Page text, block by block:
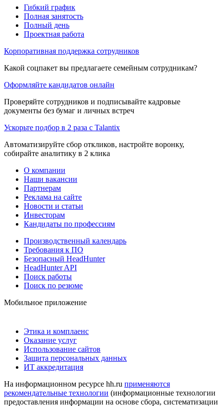
Гибкий график
Полная занятость
Полный день
Проектная работа
Корпоративная поддержка сотрудников
Какой соцпакет вы предлагаете семейным сотрудникам?
Оформляйте кандидатов онлайн
Проверяйте сотрудников и подписывайте кадровые
документы без бумаг и личных встреч
Ускорьте подбор в 2 раза с Talantix
Автоматизируйте сбор откликов, настройте воронку,
собирайте аналитику в 2 клика
О компании
Наши вакансии
Партнерам
Реклама на сайте
Новости и статьи
Инвесторам
Кандидаты по профессиям
Производственный календарь
Требования к ПО
Безопасный HeadHunter
HeadHunter API
Поиск работы
Поиск по резюме
Мобильное приложение
Этика и комплаенс
Оказание услуг
Использование сайтов
Защита персональных данных
ИТ аккредитация
На информационном ресурсе hh.ru применяются
рекомендательные технологии (информационные технологии
предоставления информации на основе сбора, систематизации